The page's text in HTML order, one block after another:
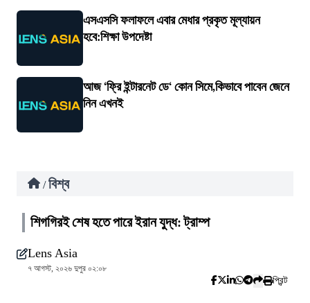
এসএসসি ফলাফলে এবার মেধার প্রকৃত মূল্যায়ন
হবে:শিক্ষা উপদেষ্টা
আজ ‘ফ্রি ইন্টারনেট ডে‘ কোন সিমে,কিভাবে পাবেন জেনে
নিন এখনই
/ বিশ্ব
শিগগিরই শেষ হতে পারে ইরান যুদ্ধ: ট্রাম্প
Lens Asia
৭ আগস্ট, ২০২৬ দুপুর ০২:০৮
প্রিন্ট